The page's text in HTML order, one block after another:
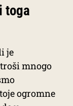
toga
je
mnogo
ogromne